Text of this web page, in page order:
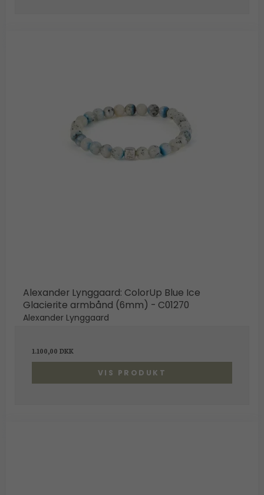
Alexander Lynggaard: ColorUp Blue Ice
Glacierite armbånd (6mm) - C01270
Alexander Lynggaard
1.100,00 DKK
VIS PRODUKT